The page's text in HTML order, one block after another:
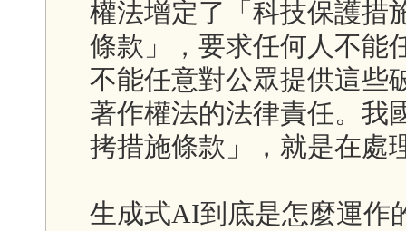
權法增定了「科技保護措
條款」，要求任何人不能
不能任意對公眾提供這些
著作權法的法律責任。我
拷措施條款」，就是在處
生成式AI到底是怎麼運作